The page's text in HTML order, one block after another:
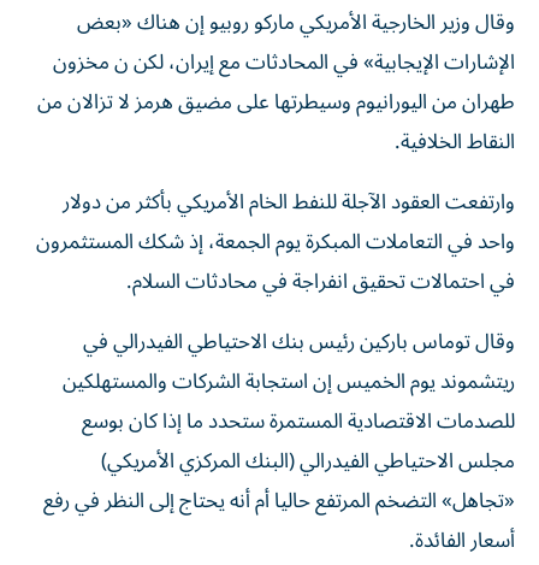
وقال ⁠وزير الخارجية الأمريكي ماركو روبيو إن هناك «بعض
الإشارات الإيجابية» في المحادثات مع إيران، لكن ن مخزون
طهران من اليورانيوم وسيطرتها على مضيق هرمز لا تزالان من
النقاط الخلافية.
وارتفعت العقود الآجلة للنفط الخام الأمريكي بأكثر من دولار
واحد في التعاملات ​المبكرة يوم الجمعة، إذ شكك المستثمرون
في احتمالات تحقيق ‌انفراجة في محادثات السلام.
وقال توماس باركين رئيس بنك الاحتياطي الفيدرالي في
ريتشموند يوم الخميس إن استجابة الشركات والمستهلكين
للصدمات الاقتصادية المستمرة ⁠ستحدد ما إذا كان بوسع
مجلس الاحتياطي الفيدرالي (البنك المركزي الأمريكي)
«تجاهل» التضخم المرتفع حاليا أم أنه يحتاج إلى النظر في رفع
أسعار الفائدة.